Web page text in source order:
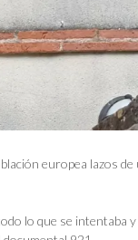
europea lazos
lo que se intentaba